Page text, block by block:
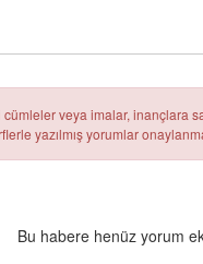
veya imalar, inançlara
yazılmış yorumlar
Bu habere henüz yorum